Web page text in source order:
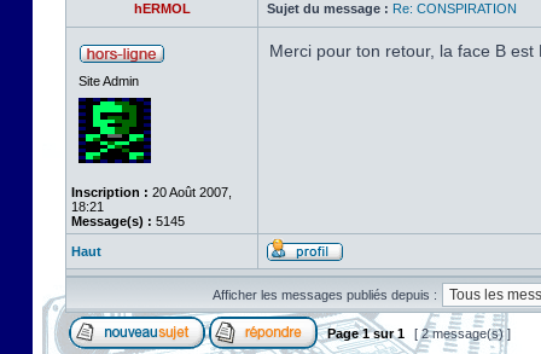
hERMOL Sujet du message : Re: CONSPIRATION
Site Admin
Inscription : 20 Août 2007,
18:21
Message(s) : 5145
Merci pour ton retour, la face B est
Haut
Afficher les messages publiés depuis :
Page1sur1 [ 2 message(s) ]